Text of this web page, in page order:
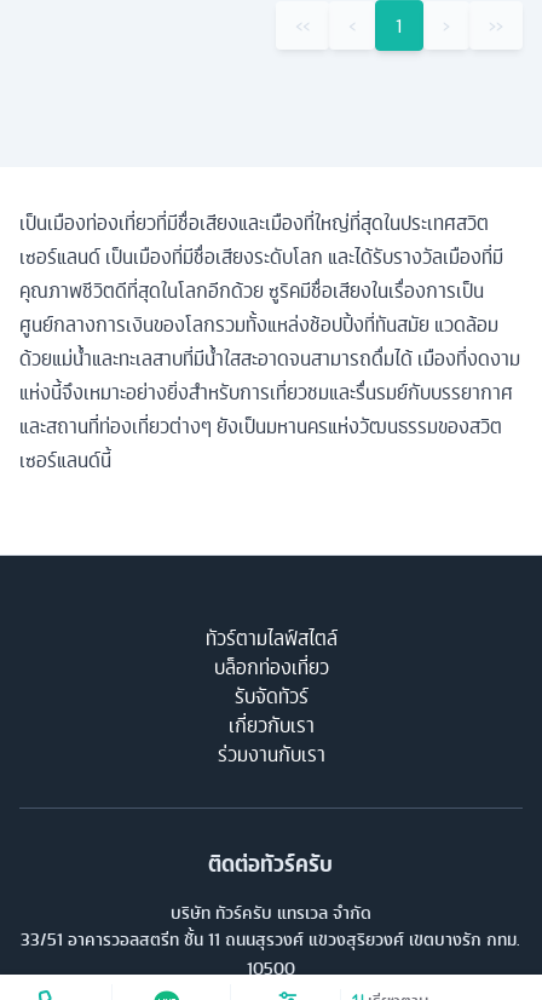
เมืองมิวนิค สะพานไม้ชาเปล หมู๋บ้านชิงเกว หอเอนปิซ่า
‹‹ ‹ 1 › ››
ด้วยแม่น้ำและทะเลสาบที่มีน้ำใสสะอาดจนสามารถดื่มได้ เมืองที่งดงาม
แห่งนี้จึงเหมาะอย่างยิ่งสำหรับการเที่ยวชมและรื่นรมย์กับบรรยากาศ
และสถานที่ท่องเที่ยวต่างๆ ยังเป็นมหานครแห่งวัฒนธรรมของสวิต
ทัวร์ตามไลฟ์สไตล์
บล็อกท่องเที่ยว
รับจัดทัวร์